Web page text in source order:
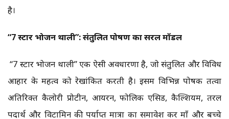
है।
“7 स्टार भोजन थाली”:संतुलित पोषण का सरल मॉडल
“7 स्टार भोजन थाली” एक ऐसी अवधारणा है, जो संतुलित और विविध
आहार के महत्व को रेखांकित करती है। इसमें विभिन्न पोषक तत्वों
अतिरिक्त कैलोरी प्रोटीन, आयरन, फोलिक एसिड, कैल्शियम, तरल
पदार्थ और विटामिन की पर्याप्त मात्रा का समावेश कर माँ और बच्चे